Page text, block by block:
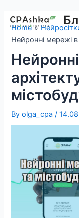
content
Home
Нейронні мережі в
Byolga_cpa/